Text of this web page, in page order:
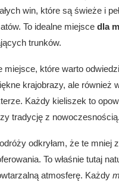
win, które są świeże i
To idealne miejsce dla
trunków.
miejsce, które warto
krajobrazy, ale również
Każdy kieliszek to
tradycję z nowoczesnością.
odkryłam, że te mniej
To właśnie tutaj
atmosferę. Każdy